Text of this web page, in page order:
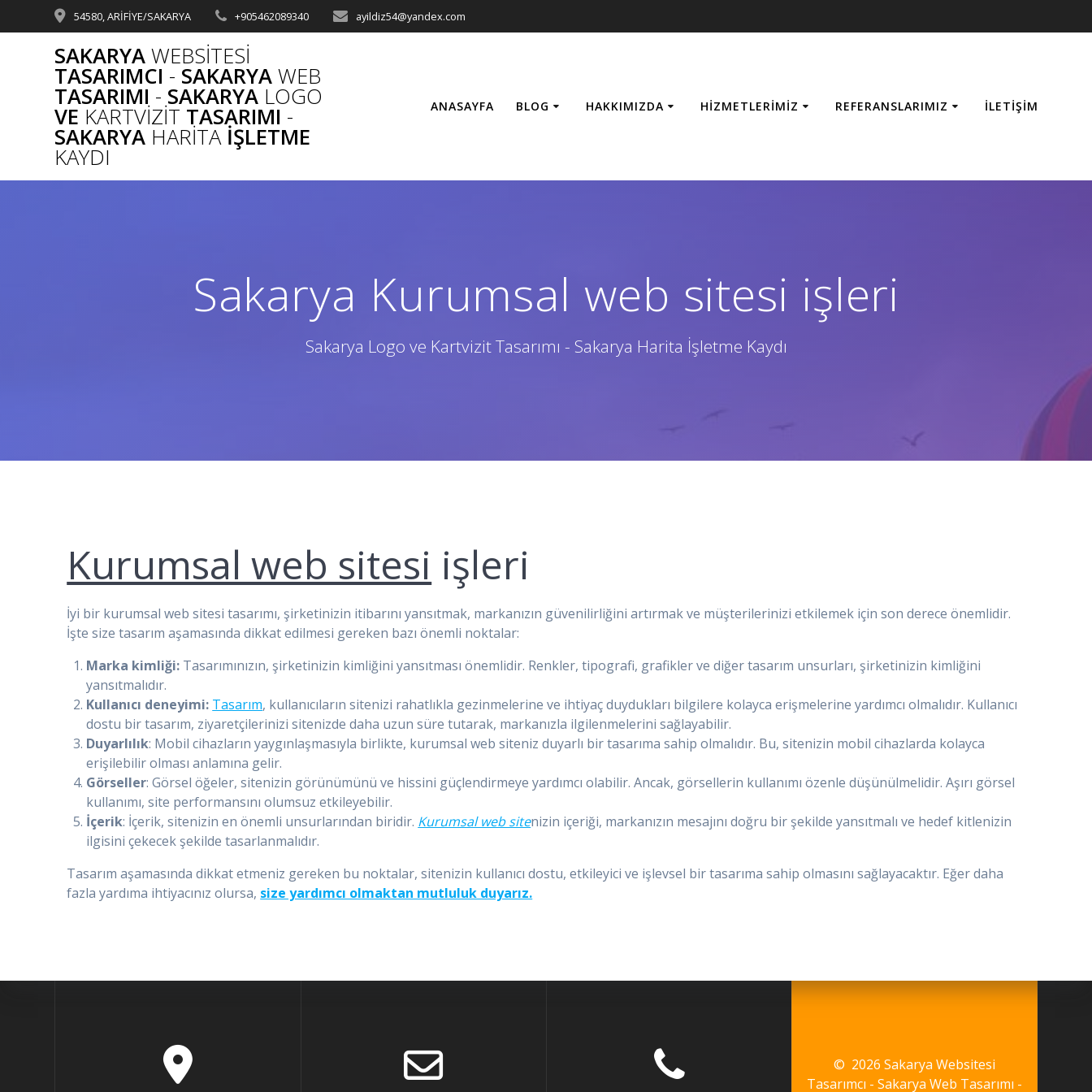
to
54580, ARİFİYE/SAKARYA +905462089340 ayildiz54@yandex.com
SAKARYA WEBSITESI
TASARIMCI - SAKARYA WEB
TASARIMI - SAKARYA LOGO
VE KARTVIZIT TASARIMI -
SAKARYA HARITAİŞLETME
KAYDI
ANASAYFA BLOG HAKKIMIZDA HIZMETLERIMIZ REFERANSLARIMIZ İLETIŞIM
Sakarya Kurumsal web sitesi işleri
Sakarya Logo ve Kartvizit Tasarımı - Sakarya Harita İşletme Kaydı
Kurumsal web sitesi işleri
İyi bir kurumsal web sitesi tasarımı, şirketinizin itibarını yansıtmak, markanızın güvenilirliğini artırmak ve müşterilerinizi etkilemek için son derece önemlidir.
İşte size tasarım aşamasında dikkat edilmesi gereken bazı önemli noktalar:
Marka kimliği: Tasarımınızın, şirketinizin kimliğini yansıtması önemlidir. Renkler, tipografi, grafikler ve diğer tasarım unsurları, şirketinizin kimliğini
yansıtmalıdır.
Kullanıcı deneyimi: Tasarım, kullanıcıların sitenizi rahatlıkla gezinmelerine ve ihtiyaç duydukları bilgilere kolayca erişmelerine yardımcı olmalıdır. Kullanıcı
dostu bir tasarım, ziyaretçilerinizi sitenizde daha uzun süre tutarak, markanızla ilgilenmelerini sağlayabilir.
Duyarlılık: Mobil cihazların yaygınlaşmasıyla birlikte, kurumsal web siteniz duyarlı bir tasarıma sahip olmalıdır. Bu, sitenizin mobil cihazlarda kolayca
erişilebilir olması anlamına gelir.
Görseller: Görsel öğeler, sitenizin görünümünü ve hissini güçlendirmeye yardımcı olabilir. Ancak, görsellerin kullanımı özenle düşünülmelidir. Aşırı görsel
kullanımı, site performansını olumsuz etkileyebilir.
İçerik: İçerik, sitenizin en önemli unsurlarından biridir. Kurumsal web sitenizin içeriği, markanızın mesajını doğru bir şekilde yansıtmalı ve hedef kitlenizin
ilgisini çekecek şekilde tasarlanmalıdır.
Tasarım aşamasında dikkat etmeniz gereken bu noktalar, sitenizin kullanıcı dostu, etkileyici ve işlevsel bir tasarıma sahip olmasını sağlayacaktır. Eğer daha
fazla yardıma ihtiyacınız olursa, size yardımcı olmaktan mutluluk duyarız.
© 2026 Sakarya Websitesi
Tasarımcı - Sakarya Web Tasarımı -